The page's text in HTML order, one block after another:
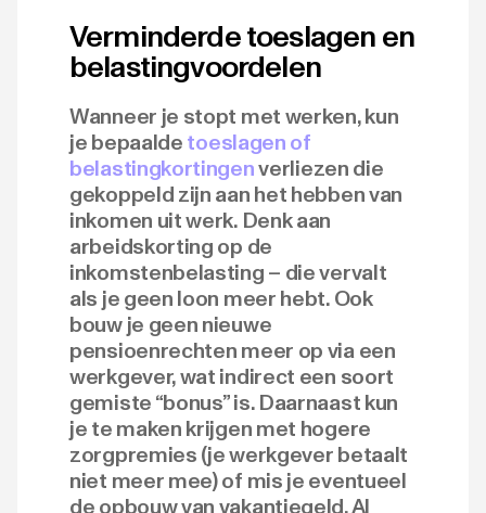
Verminderde toeslagen en
belastingvoordelen
Wanneer je stopt met werken, kun
je bepaalde toeslagen of
belastingkortingenverliezen die
gekoppeld zijn aan het hebben van
inkomen uit werk. Denk aan
arbeidskorting op de
inkomstenbelasting – die vervalt
als je geen loon meer hebt. Ook
bouw je geen nieuwe
pensioenrechten meer op via een
werkgever, wat indirect een soort
gemiste “bonus” is. Daarnaast kun
je te maken krijgen met hogere
zorgpremies (je werkgever betaalt
niet meer mee) of mis je eventueel
de opbouw van vakantiegeld. Al